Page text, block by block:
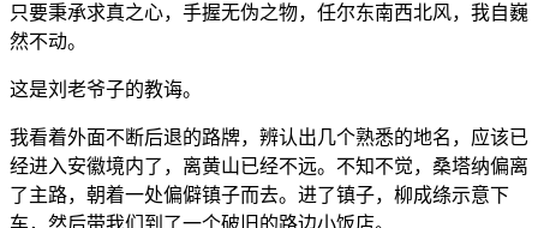
只要秉承求真之心，手握无伪之物，任尔东南西北风，我自巍
然不动。
这是刘老爷子的教诲。
我看着外面不断后退的路牌，辨认出几个熟悉的地名，应该已
经进入安徽境内了，离黄山已经不远。不知不觉，桑塔纳偏离
了主路，朝着一处偏僻镇子而去。进了镇子，柳成绦示意下
车，然后带我们到了一个破旧的路边小饭店。